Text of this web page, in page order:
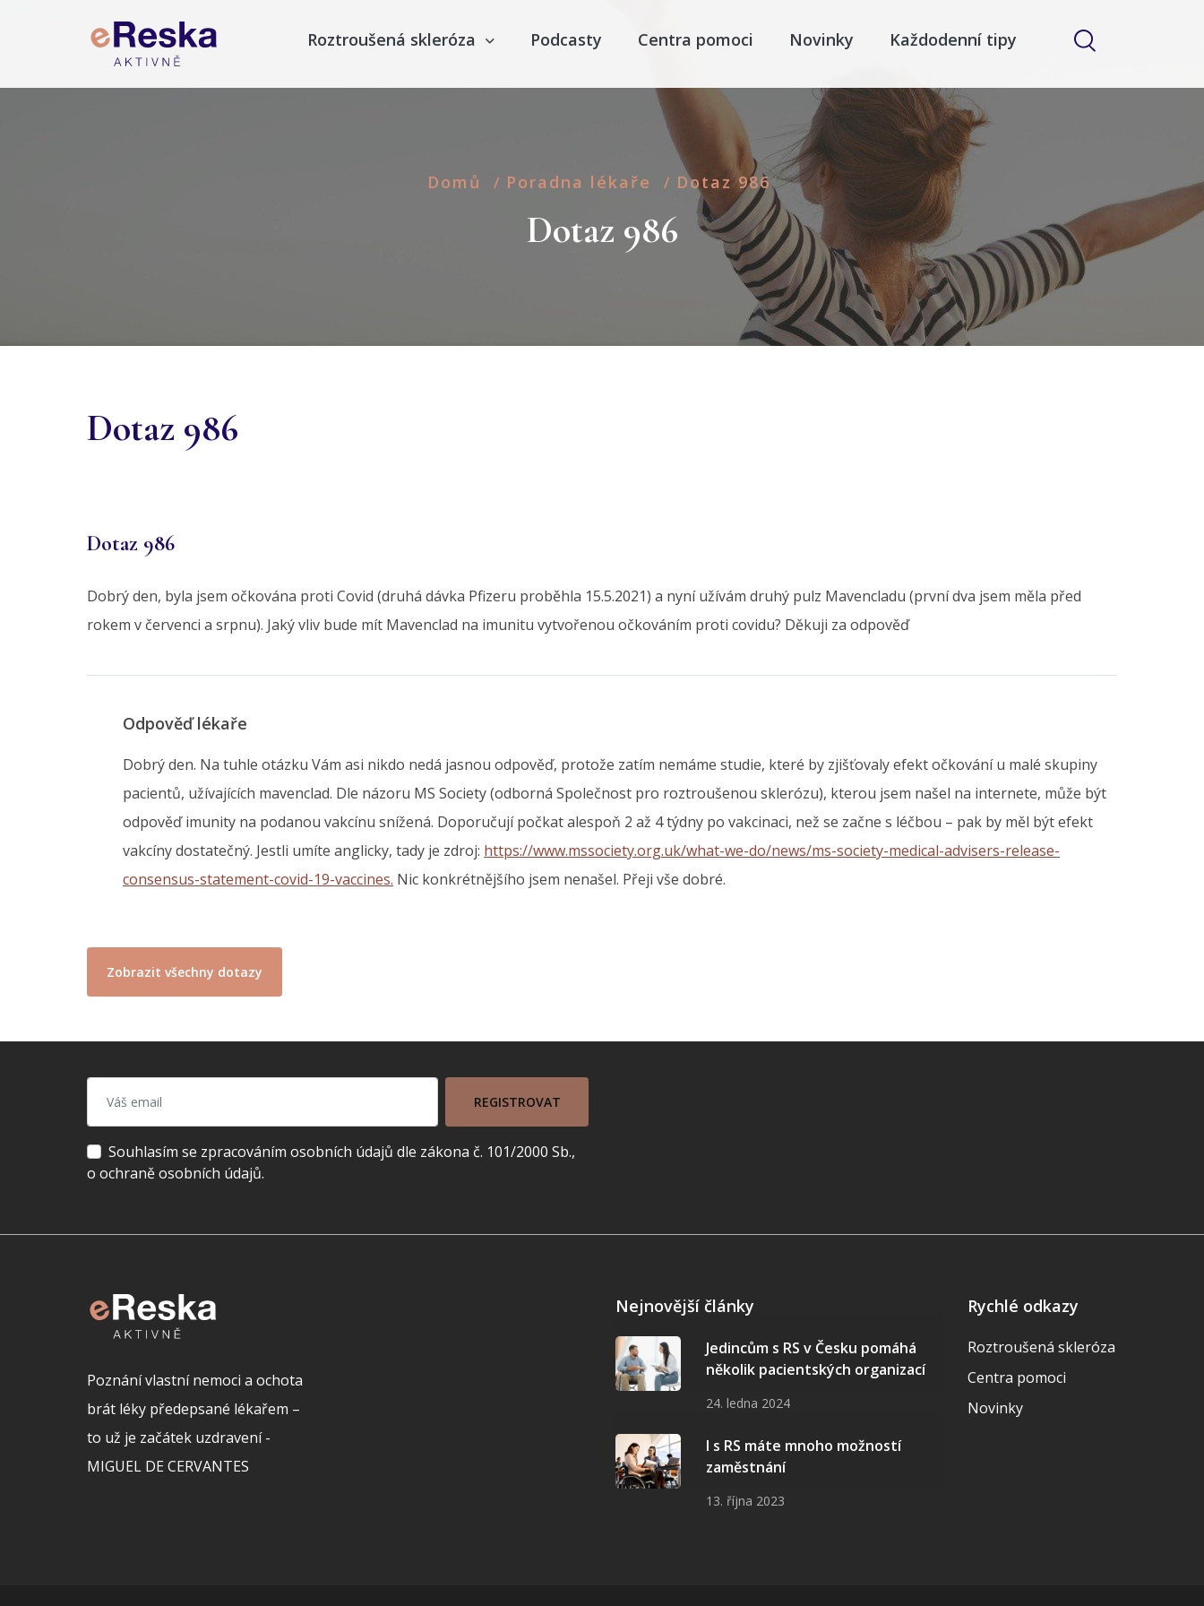
Roztroušená skleróza Podcasty Centra pomoci Novinky Každodenní tipy
Domů / Poradna lékaře / Dotaz 986
Dotaz 986
Dotaz 986
Dotaz 986
Dobrý den, byla jsem očkována proti Covid (druhá dávka Pfizeru proběhla 15.5.2021) a nyní užívám druhý pulz Mavencladu (první dva jsem měla před
rokem v červenci a srpnu). Jaký vliv bude mít Mavenclad na imunitu vytvořenou očkováním proti covidu? Děkuji za odpověď
Odpověď lékaře
Dobrý den. Na tuhle otázku Vám asi nikdo nedá jasnou odpověď, protože zatím nemáme studie, které by zjišťovaly efekt očkování u malé skupiny
pacientů, užívajících mavenclad. Dle názoru MS Society (odborná Společnost pro roztroušenou sklerózu), kterou jsem našel na internete, může být
odpověď imunity na podanou vakcínu snížená. Doporučují počkat alespoň 2 až 4 týdny po vakcinaci, než se začne s léčbou – pak by měl být efekt
vakcíny dostatečný. Jestli umíte anglicky, tady je zdroj: https://www.mssociety.org.uk/what-we-do/news/ms-society-medical-advisers-release-
consensus-statement-covid-19-vaccines. Nic konkrétnějšího jsem nenašel. Přeji vše dobré.
Zobrazit všechny dotazy
REGISTROVAT
Souhlasím se zpracováním osobních údajů dle zákona č. 101/2000 Sb.,
o ochraně osobních údajů.
Poznání vlastní nemoci a ochota
brát léky předepsané lékařem –
to už je začátek uzdravení -
MIGUEL DE CERVANTES
Nejnovější články
Jedincům s RS v Česku pomáhá
několik pacientských organizací
24. ledna 2024
I s RS máte mnoho možností
zaměstnání
13. října 2023
Rychlé odkazy
Roztroušená skleróza
Centra pomoci
Novinky